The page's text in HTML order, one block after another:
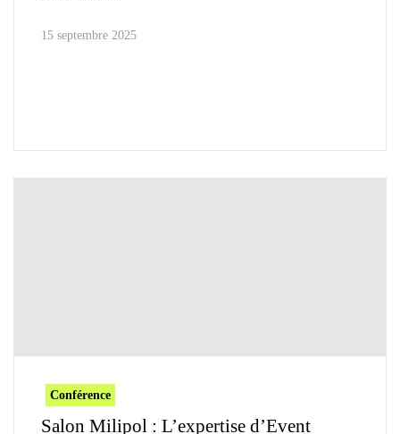
15 septembre 2025
Conférence
Salon Milipol : L’expertise d’Event